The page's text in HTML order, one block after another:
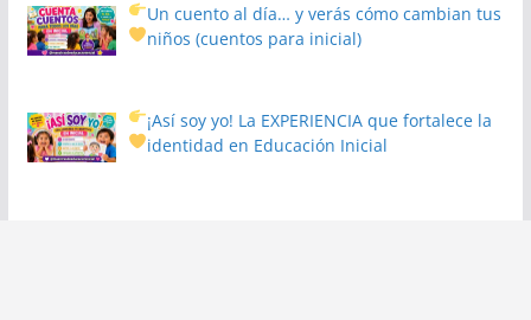
Un cuento al día… y verás cómo cambian tus
niños(cuentos para inicial)
¡Así soy yo! La EXPERIENCIA que fortalece la
identidad en Educación Inicial